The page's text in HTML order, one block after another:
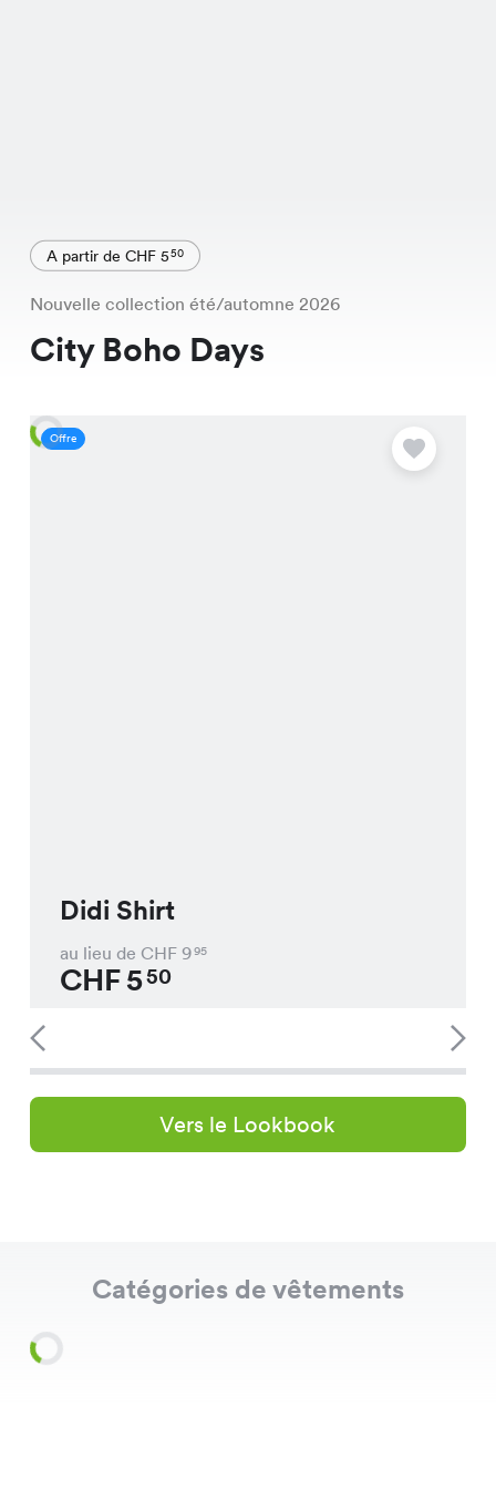
A partir de CHF 550
Nouvelle collection été/automne 2026
City Boho Days
Offre
Didi Shirt
au lieu de CHF 995
CHF550
Vers le Lookbook
Catégories de vêtements